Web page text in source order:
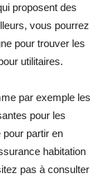
proposent des
vous pourrez
pour trouver les
utilitaires.
par exemple les
pour les
pour partir en
habitation
pas à consulter